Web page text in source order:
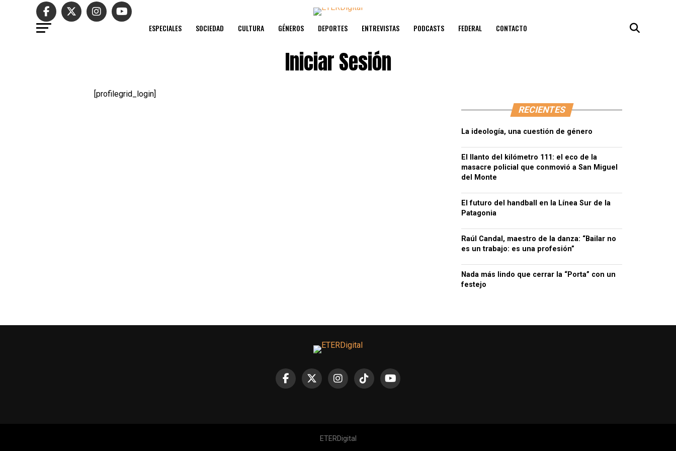
ESPECIALES SOCIEDAD CULTURA GÉNEROS DEPORTES ENTREVISTAS PODCASTS FEDERAL CONTACTO
Iniciar Sesión
[profilegrid_login]
RECIENTES
La ideología, una cuestión de género
El llanto del kilómetro 111: el eco de la
masacre policial que conmovió a San Miguel
del Monte
El futuro del handball en la Línea Sur de la
Patagonia
Raúl Candal, maestro de la danza: “Bailar no
es un trabajo: es una profesión”
Nada más lindo que cerrar la “Porta” con un
festejo
ETERDigital